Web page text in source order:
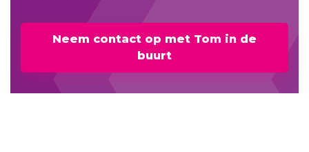
Neem contact op met Tom in de
buurt